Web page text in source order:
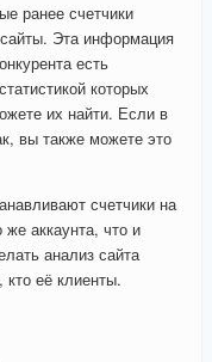
ранее счетчики
Эта информация
есть
которых
их найти. Если в
вы также можете это
счетчики на
аккаунта, что и
анализ сайта
кто её клиенты.